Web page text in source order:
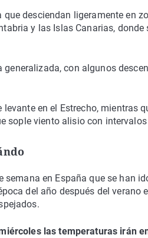
que desciendan ligeramente en
y las Islas Canarias, donde
con algunos
en el Estrecho, mientras
sople viento alisio con
en España que se han
del año después del verano
las temperaturas irán